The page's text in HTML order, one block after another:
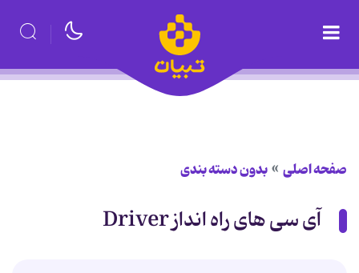
صفحه اصلی بدون دسته بندی
آی سی های راه انداز Driver